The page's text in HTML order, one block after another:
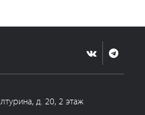
д. 20, 2 этаж